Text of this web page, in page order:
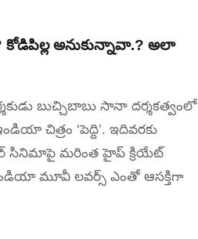
అనుకున్నావా.? అలా
బుచ్చిబాబు సానా దర్శకత్వంలో
చిత్రం ‘పెద్ది’. ఇదివరకు
సినిమాపై మరింత హైప్ క్రియేట్
మూవీ లవర్స్ ఎంతో ఆసక్తిగా